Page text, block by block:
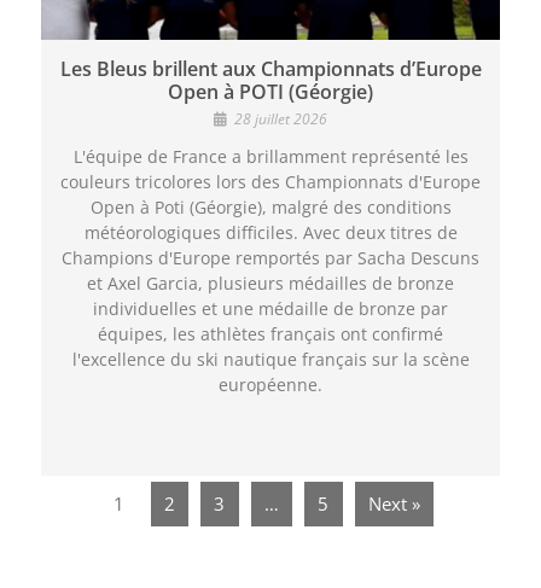
Les Bleus brillent aux Championnats d’Europe
Open à POTI (Géorgie)
28 juillet 2026
L'équipe de France a brillamment représenté les
couleurs tricolores lors des Championnats d'Europe
Open à Poti (Géorgie), malgré des conditions
météorologiques difficiles. Avec deux titres de
Champions d'Europe remportés par Sacha Descuns
et Axel Garcia, plusieurs médailles de bronze
individuelles et une médaille de bronze par
équipes, les athlètes français ont confirmé
l'excellence du ski nautique français sur la scène
européenne.
1 2 3 … 5 Next »